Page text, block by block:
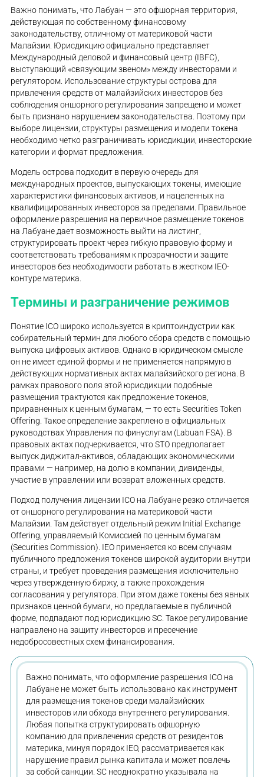
Важно понимать, что Лабуан — это офшорная территория,
действующая по собственному финансовому
законодательству, отличному от материковой части
Малайзии. Юрисдикцию официально представляет
Международный деловой и финансовый центр (IBFC),
выступающий «связующим звеном» между инвесторами и
регулятором. Использование структуры острова для
привлечения средств от малайзийских инвесторов без
соблюдения оншорного регулирования запрещено и может
быть признано нарушением законодательства. Поэтому при
выборе лицензии, структуры размещения и модели токена
необходимо четко разграничивать юрисдикции, инвесторские
категории и формат предложения.
Модель острова подходит в первую очередь для
международных проектов, выпускающих токены, имеющие
характеристики финансовых активов, и нацеленных на
квалифицированных инвесторов за пределами. Правильное
оформление разрешения на первичное размещение токенов
на Лабуане дает возможность выйти на листинг,
структурировать проект через гибкую правовую форму и
соответствовать требованиям к прозрачности и защите
инвесторов без необходимости работать в жестком IEO-
контуре материка.
Термины и разграничение режимов
Понятие ICO широко используется в криптоиндустрии как
собирательный термин для любого сбора средств с помощью
выпуска цифровых активов. Однако в юридическом смысле
он не имеет единой формы и не применяется напрямую в
действующих нормативных актах малайзийского региона. В
рамках правового поля этой юрисдикции подобные
размещения трактуются как предложение токенов,
приравненных к ценным бумагам, — то есть Securities Token
Offering. Такое определение закреплено в официальных
руководствах Управления по финуслугам (Labuan FSA). В
правовых актах подчеркивается, что STO предполагает
выпуск диджитал-активов, обладающих экономическими
правами — например, на долю в компании, дивиденды,
участие в управлении или возврат вложенных средств.
Подход получения лицензии ICO на Лабуане резко отличается
от оншорного регулирования на материковой части
Малайзии. Там действует отдельный режим Initial Exchange
Offering, управляемый Комиссией по ценным бумагам
(Securities Commission). IEO применяется ко всем случаям
публичного предложения токенов широкой аудитории внутри
страны, и требует проведения размещения исключительно
через утвержденную биржу, а также прохождения
согласования у регулятора. При этом даже токены без явных
признаков ценной бумаги, но предлагаемые в публичной
форме, подпадают под юрисдикцию SC. Такое регулирование
направлено на защиту инвесторов и пресечение
недобросовестных схем финансирования.
Важно понимать, что оформление разрешения ICO на
Лабуане не может быть использовано как инструмент
для размещения токенов среди малайзийских
инвесторов или обхода внутреннего регулирования.
Любая попытка структурировать офшорную
компанию для привлечения средств от резидентов
материка, минуя порядок IEO, рассматривается как
нарушение правил рынка капитала и может повлечь
за собой санкции. SC неоднократно указывала на